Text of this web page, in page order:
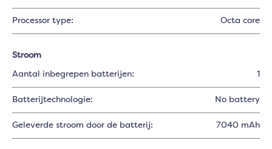
Processor type: Octa core
Stroom
Aantal inbegrepen batterijen: 1
Batterijtechnologie: No battery
Geleverde stroom door de batterij: 7040 mAh